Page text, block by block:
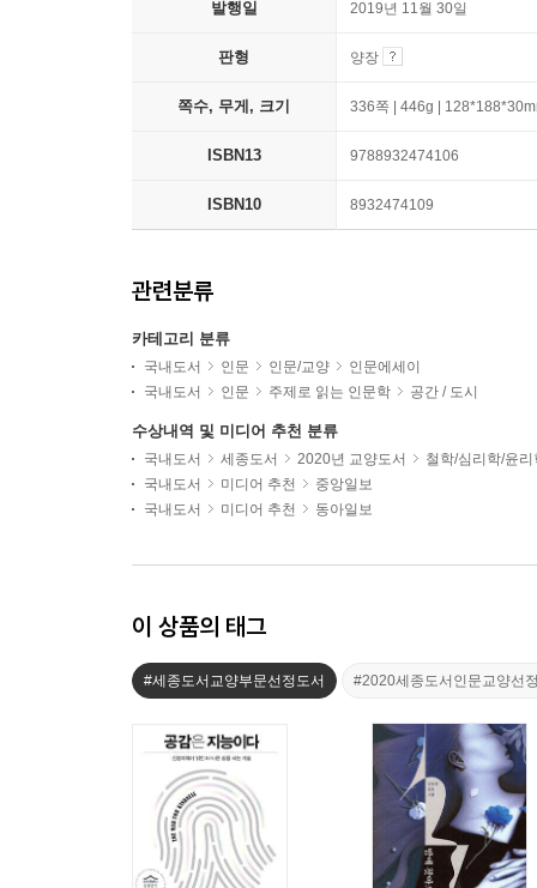
발행일 2019년 11월 30일
판형 양장
쪽수, 무게, 크기 336쪽 | 446g |
ISBN13 9788932474106
ISBN10 8932474109
관련분류
카테고리 분류
국내도서 인문 인문/교양
인문에세이
국내도서
인문 주제로 읽는 인문학 공간 / 도시
수상내역 및 미디어 추천 분류
국내도서 세종도서 2020년 교양도서
철학/심리학/윤리
국내도서
미디어 추천
중앙일보
국내도서
미디어 추천 동아일보
이 상품의 태그
#세종도서교양부문선정도서 #2020세종도서인문교양선